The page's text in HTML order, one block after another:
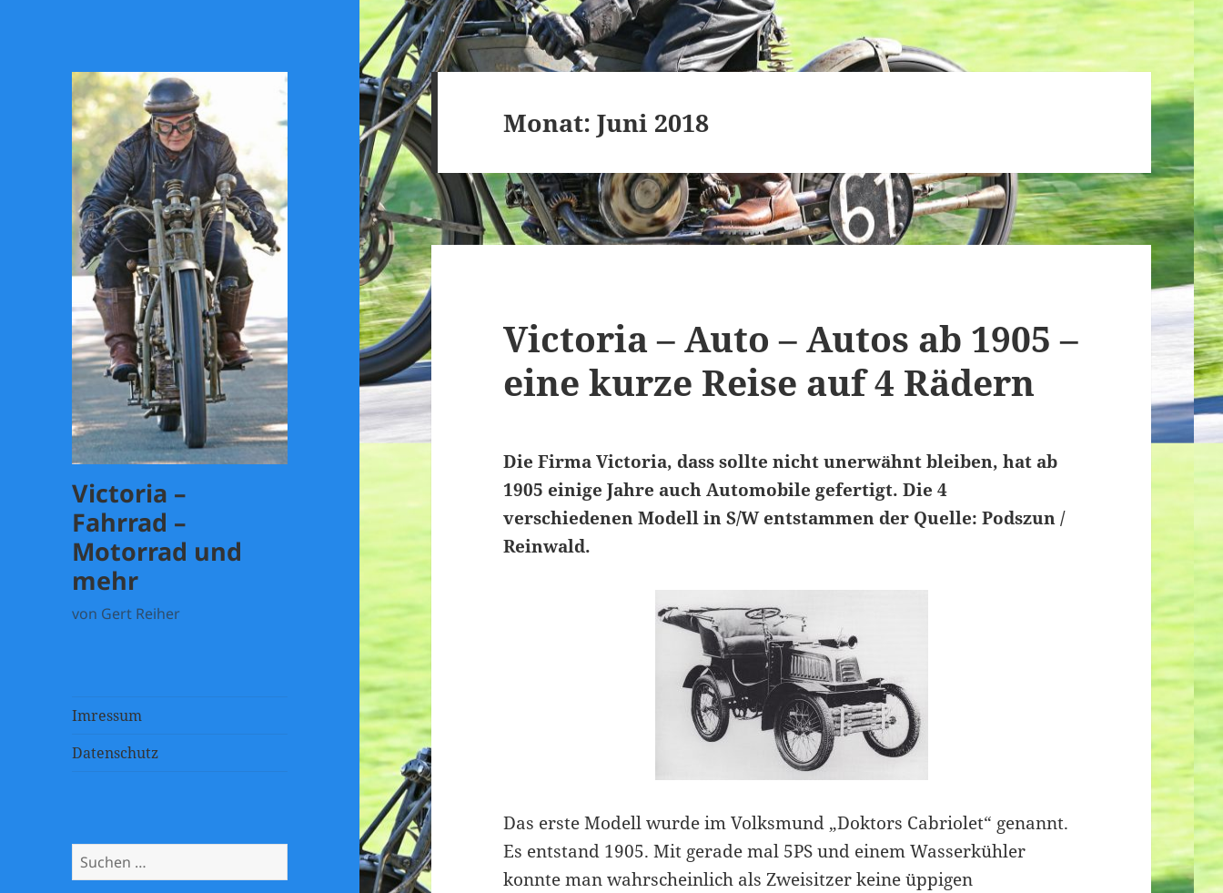
Victoria –
Fahrrad –
Motorrad und
mehr
von Gert Reiher
Imressum
Datenschutz
Suchen
nach:
Monat:Juni 2018
Victoria – Auto – Autos ab 1905 –
eine kurze Reise auf 4 Rädern
Die Firma Victoria, dass sollte nicht unerwähnt bleiben, hat ab
1905 einige Jahre auch Automobile gefertigt. Die 4
verschiedenen Modell in S/W entstammen der Quelle: Podszun /
Reinwald.
Das erste Modell wurde im Volksmund „Doktors Cabriolet“ genannt.
Es entstand 1905. Mit gerade mal 5PS und einem Wasserkühler
konnte man wahrscheinlich als Zweisitzer keine üppigen